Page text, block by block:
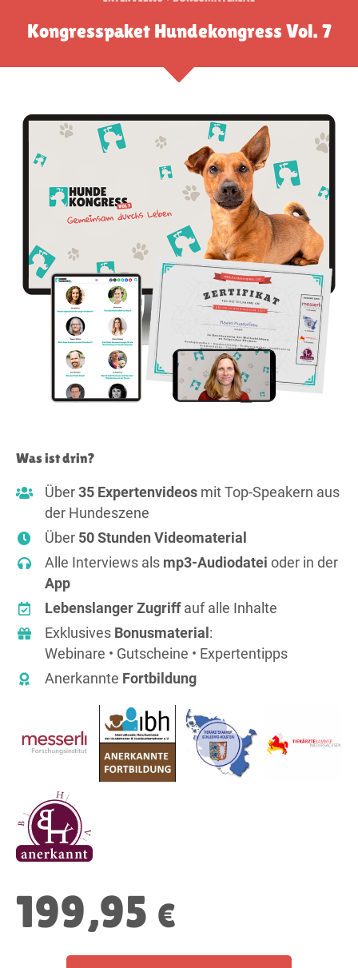
Kongresspaket Hundekongress Vol. 7
Was ist drin?
Über35 Expertenvideos mit Top-Speakern aus
der Hundeszene
Über 50 Stunden Videomaterial
Alle Interviews als mp3-Audiodatei oder in der
App
Lebenslanger Zugriffauf alle Inhalte
Exklusives Bonusmaterial :
Webinare • Gutscheine • Expertentipps
Anerkannte Fortbildung
199,95 €